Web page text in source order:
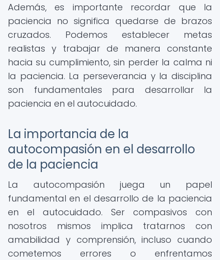
Además, es importante recordar que la
paciencia no significa quedarse de brazos
cruzados. Podemos establecer metas
realistas y trabajar de manera constante
hacia su cumplimiento, sin perder la calma ni
la paciencia. La perseverancia y la disciplina
son fundamentales para desarrollar la
paciencia en el autocuidado.
La importancia de la
autocompasión en el desarrollo
de la paciencia
La autocompasión juega un papel
fundamental en el desarrollo de la paciencia
en el autocuidado. Ser compasivos con
nosotros mismos implica tratarnos con
amabilidad y comprensión, incluso cuando
cometemos errores o enfrentamos